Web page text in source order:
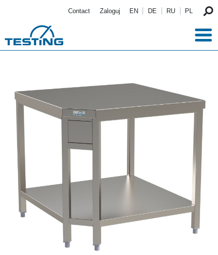
Contact Zaloguj EN DE RU PL